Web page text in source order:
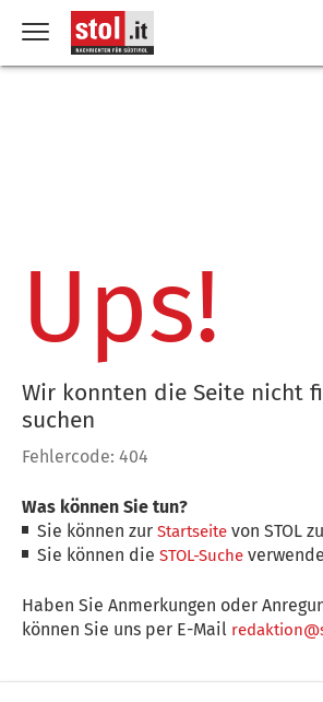
Ups!
Wir konnten die Seite nicht
suchen
Fehlercode: 404
Was können Sie tun?
Sie können zurStartseite von STOL
Sie können dieSTOL-Suche
Haben Sie Anmerkungen oder
können Sie uns per E-Mail